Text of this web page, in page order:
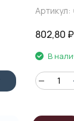
Артикул:
802,80 ₽
В